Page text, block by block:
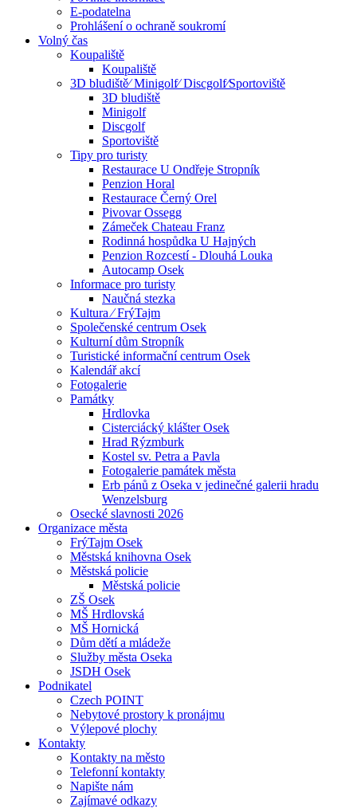
E-podatelna
Prohlášení o ochraně soukromí
Volný čas
Koupaliště
Koupaliště
3D bludiště⁄ Minigolf⁄ Discgolf⁄Sportoviště
3D bludiště
Minigolf
Discgolf
Sportoviště
Tipy pro turisty
Restaurace U Ondřeje Stropník
Penzion Horal
Restaurace Černý Orel
Pivovar Ossegg
Zámeček Chateau Franz
Rodinná hospůdka U Hajných
Penzion Rozcestí - Dlouhá Louka
Autocamp Osek
Informace pro turisty
Naučná stezka
Kultura ⁄ FrýTajm
Společenské centrum Osek
Kulturní dům Stropník
Turistické informační centrum Osek
Kalendář akcí
Fotogalerie
Památky
Hrdlovka
Cisterciácký klášter Osek
Hrad Rýzmburk
Kostel sv. Petra a Pavla
Fotogalerie památek města
Erb pánů z Oseka v jedinečné galerii hradu
Wenzelsburg
Osecké slavnosti 2026
Organizace města
FrýTajm Osek
Městská knihovna Osek
Městská policie
Městská policie
ZŠ Osek
MŠ Hrdlovská
MŠ Hornická
Dům dětí a mládeže
Služby města Oseka
JSDH Osek
Podnikatel
Czech POINT
Nebytové prostory k pronájmu
Výlepové plochy
Kontakty
Kontakty na město
Telefonní kontakty
Napište nám
Zajímavé odkazy